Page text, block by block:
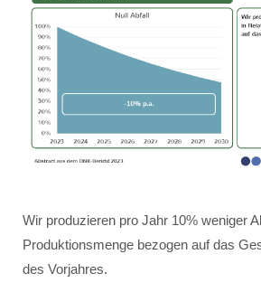
Wir produzieren pro Jahr 10% weniger
Produktionsmenge bezogen auf das
des Vorjahres.